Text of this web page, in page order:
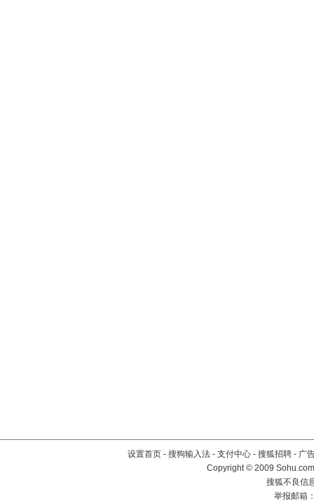
设置首页 - 搜狗输入法 - 支付中心 - 搜狐招聘 - 广
Copyright © 2009
搜狐不良信
举报邮箱